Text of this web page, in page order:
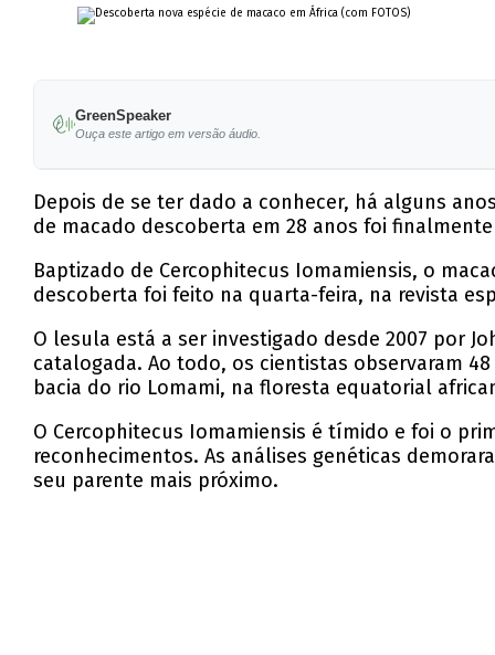
GreenSpeaker
Ouça este artigo em versão áudio.
Depois de se ter dado a conhecer, há alguns
de macado descoberta em 28 anos foi
Baptizado de Cercophitecus Iomamiensis, o
descoberta foi feito na quarta-feira, na revista
O lesula está a ser investigado desde 2007 por
catalogada. Ao todo, os cientistas observaram
bacia do rio Lomami, na floresta equatorial
O Cercophitecus Iomamiensis é tímido e foi o
reconhecimentos. As análises genéticas
seu parente mais próximo.